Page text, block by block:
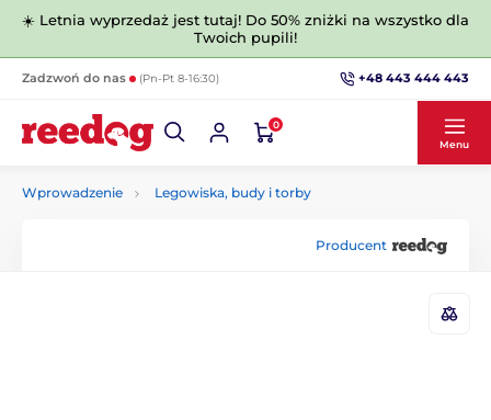
☀️ Letnia wyprzedaż jest tutaj! Do 50% zniżki na wszystko dla
Twoich pupili!
Zadzwoń do nas (Pn-Pt 8-16:30) +48 443 444 443
0
Menu
Wprowadzenie Legowiska, budy i torby
Producent